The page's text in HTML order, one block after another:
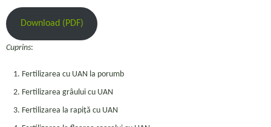
Download (PDF)
Cuprins:
Fertilizarea cu UAN la porumb
Fertilizarea grâului cu UAN
Fertilizarea la rapiţă cu UAN